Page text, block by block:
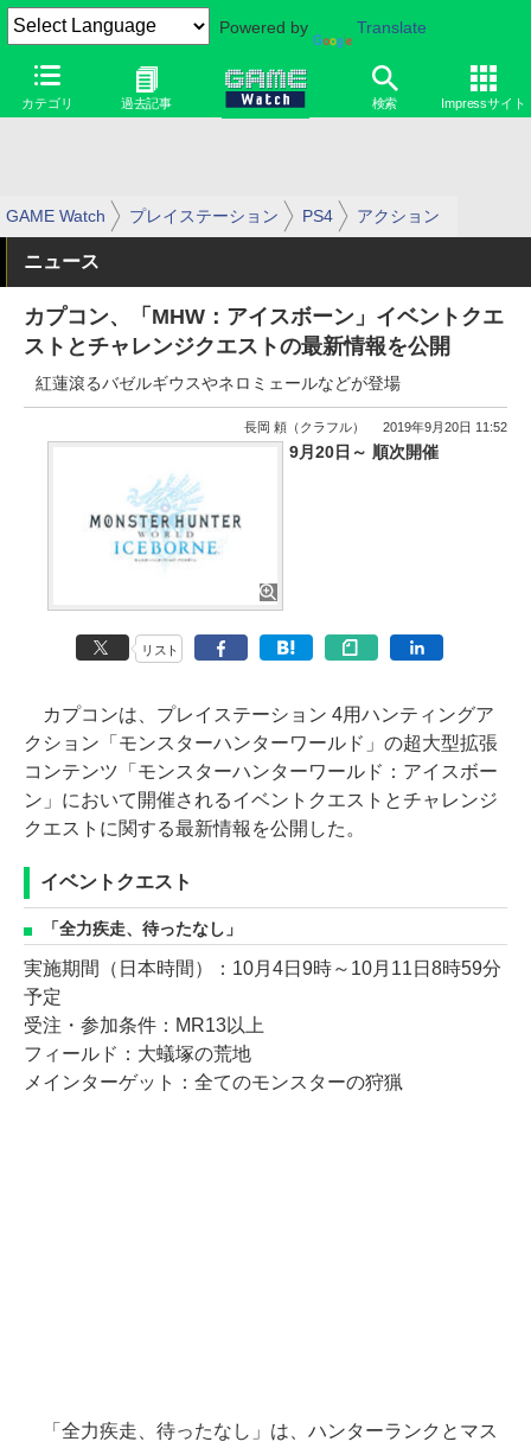
Powered by Translate
カテゴリ 過去記事 検索 Impressサイト
GAME Watch プレイステーション PS4 アクション
ニュース
カプコン、「MHW：アイスボーン」イベントクエ
ストとチャレンジクエストの最新情報を公開
紅蓮滾るバゼルギウスやネロミェールなどが登場
長岡 頼（クラフル） 2019年9月20日 11:52
9月20日～ 順次開催
リスト
カプコンは、プレイステーション 4用ハンティングア
クション「モンスターハンターワールド」の超大型拡張
コンテンツ「モンスターハンターワールド：アイスボー
ン」において開催されるイベントクエストとチャレンジ
クエストに関する最新情報を公開した。
イベントクエスト
「全力疾走、待ったなし」
実施期間（日本時間）：10月4日9時～10月11日8時59分
予定
受注・参加条件：MR13以上
フィールド：大蟻塚の荒地
メインターゲット：全てのモンスターの狩猟
「全力疾走、待ったなし」は、ハンターランクとマス